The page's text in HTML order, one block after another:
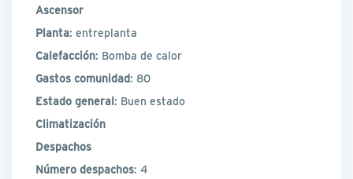
Ascensor
Planta: entreplanta
Calefacción: Bomba de calor
Gastos comunidad: 80
Estado general: Buen estado
Climatización
Despachos
Número despachos: 4